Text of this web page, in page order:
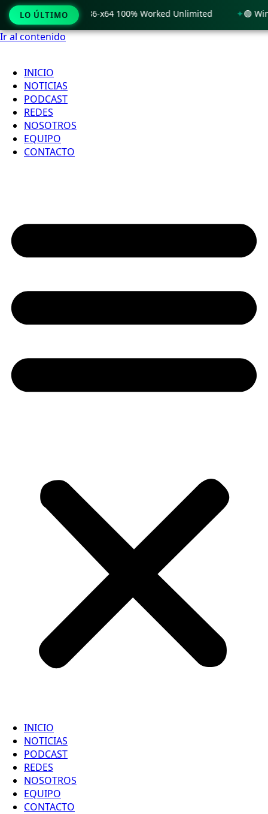
Ir al contenido
INICIO
NOTICIAS
PODCAST
REDES
NOSOTROS
EQUIPO
CONTACTO
INICIO
NOTICIAS
PODCAST
REDES
NOSOTROS
EQUIPO
CONTACTO
LO ÚLTIMO
11 x86-x64 100% Worked Unlimited 🟢 WinRAR